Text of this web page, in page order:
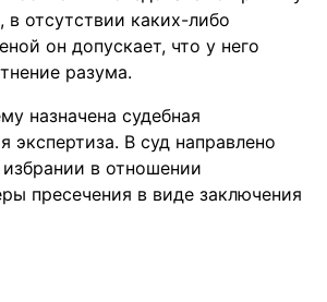
в отсутствии каких-либо
он допускает, что у него
разума.
назначена судебная
экспертиза. В суд направлено
в отношении
пресечения в виде заключения